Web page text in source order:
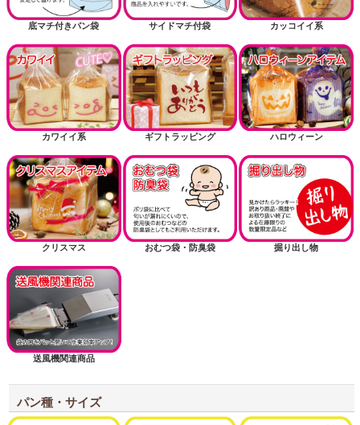
底マチ付きパン袋 サイドマチ付袋 カッコイイ系
カワイイ系 ギフトラッピング ハロウィーン
クリスマス おむつ袋・防臭袋 掘り出し物
送風機関連商品
パン種・サイズ